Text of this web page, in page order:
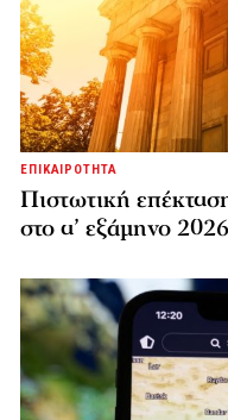
ΕΠΙΚΑΙΡΟΤΗΤΑ
Πιστωτική
στο α’ εξάμηνο